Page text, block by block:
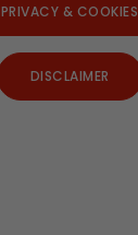
PRIVACY & COOKIES
DISCLAIMER